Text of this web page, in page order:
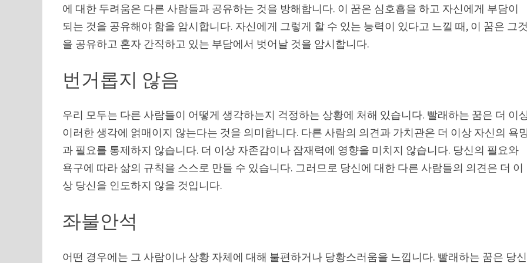
에 대한 두려움은 다른 사람들과 공유하는 것을 방해합니다. 이 꿈은 심호흡을 하고 자신에게 부담이
되는 것을 공유해야 함을 암시합니다. 자신에게 그렇게 할 수 있는 능력이 있다고 느낄 때, 이 꿈은 그것
을 공유하고 혼자 간직하고 있는 부담에서 벗어날 것을 암시합니다.
번거롭지 않음
우리 모두는 다른 사람들이 어떻게 생각하는지 걱정하는 상황에 처해 있습니다. 빨래하는 꿈은 더 이
이러한 생각에 얽매이지 않는다는 것을 의미합니다. 다른 사람의 의견과 가치관은 더 이상 자신의 욕
과 필요를 통제하지 않습니다. 더 이상 자존감이나 잠재력에 영향을 미치지 않습니다. 당신의 필요와
욕구에 따라 삶의 규칙을 스스로 만들 수 있습니다. 그러므로 당신에 대한 다른 사람들의 의견은 더 이
상 당신을 인도하지 않을 것입니다.
좌불안석
어떤 경우에는 그 사람이나 상황 자체에 대해 불편하거나 당황스러움을 느낍니다. 빨래하는 꿈은 당신